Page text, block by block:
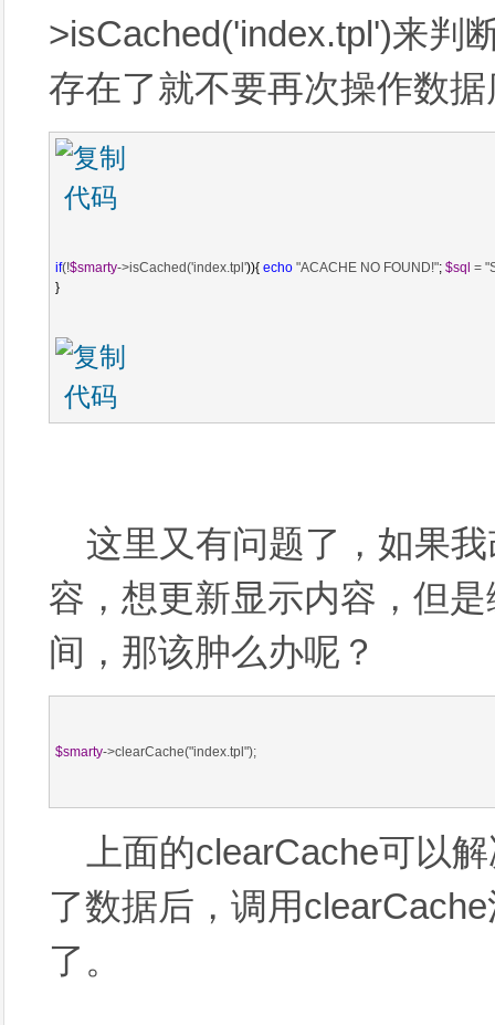
>isCached('index.tpl')来判
存在了就不要再次操作数
if(!$smarty->isCached('index.tpl')){ echo "ACACHE NO FOUND!"; $sql =
}
这里又有问题了，如果
容，想更新显示内容，但
间，那该肿么办呢？
$smarty->clearCache("index.tpl");
上面的clearCache可以
了数据后，调用
了。